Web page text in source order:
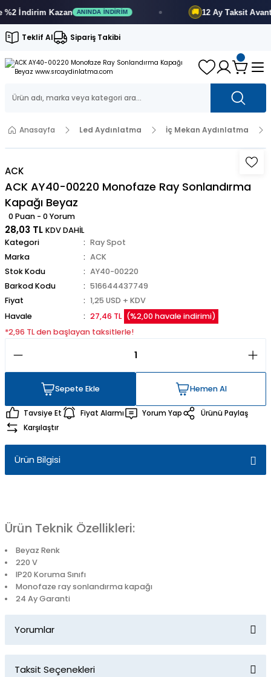
İndirimKazan ANINDA İNDIRIM 12 AyTaksit Avantajı
Teklif Al Sipariş Takibi
Anasayfa Led Aydınlatma İç Mekan Aydınlatma
ACK
ACK AY40-00220 Monofaze Ray Sonlandırma
Kapağı Beyaz
0 Puan - 0 Yorum
28,03 TL KDV DAHİL
Kategori
Ray Spot
Marka
ACK
Stok Kodu
AY40-00220
Barkod Kodu
516644437749
Fiyat
1,25 USD + KDV
Havale
27,46 TL (%2,00 havale indirimi)
*2,96 TL den başlayan taksitlerle!
Sepete Ekle
Hemen Al
Hemen Al
Tavsiye Et Fiyat Alarmı Yorum Yap
Ürünü Paylaş
Karşılaştır
Ürün Bilgisi
Ürün Teknik Özellikleri:
Beyaz Renk
220 V
IP20 Koruma Sınıfı
Monofaze ray sonlandırma kapağı
24 Ay Garanti
Yorumlar
Taksit Seçenekleri